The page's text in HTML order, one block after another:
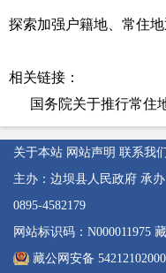
探索加强户籍地、常住
相关链接：
国务院关于推行常住
关于本站 网站声明 联系我们
主办：边坝县人民政府 承
0895-4582179
网站标识码：N000011975
藏公网安备